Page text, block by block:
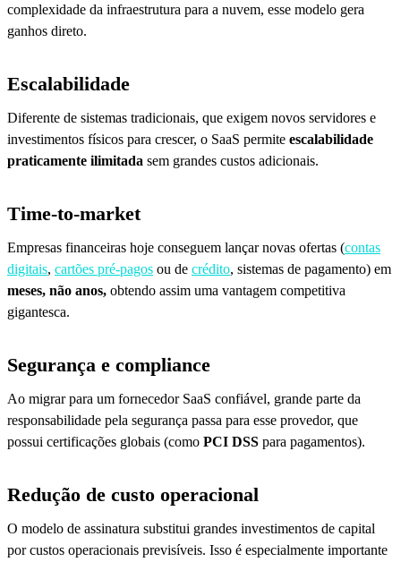
complexidade da infraestrutura para a nuvem, esse modelo gera
ganhos direto.
Escalabilidade
Diferente de sistemas tradicionais, que exigem novos servidores e
investimentos físicos para crescer, o SaaS permite escalabilidade
praticamente ilimitada sem grandes custos adicionais.
Time-to-market
Empresas financeiras hoje conseguem lançar novas ofertas (contas
digitais, cartões pré-pagos ou de crédito, sistemas de pagamento) em
meses, não anos, obtendo assim uma vantagem competitiva
gigantesca.
Segurança e compliance
Ao migrar para um fornecedor SaaS confiável, grande parte da
responsabilidade pela segurança passa para esse provedor, que
possui certificações globais (como PCI DSS para pagamentos).
Redução de custo operacional
O modelo de assinatura substitui grandes investimentos de capital
por custos operacionais previsíveis. Isso é especialmente importante